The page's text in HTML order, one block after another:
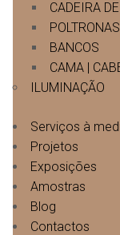
CADEIRA
POLTRONAS
BANCOS
CAMA |
ILUMINAÇÃO
Serviços à
Projetos
Exposições
Amostras
Blog
Contactos